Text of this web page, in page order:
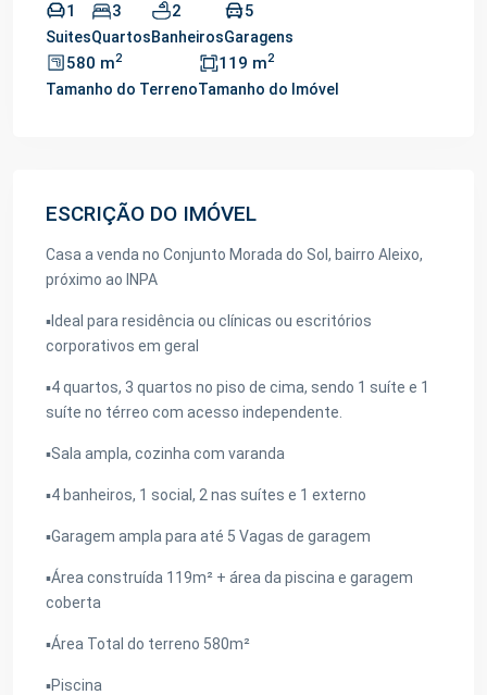
1
Suites
3
Quartos
2
Banheiros
5
Garagens
580 m2
Tamanho do Terreno
119 m2
Tamanho do Imóvel
ESCRIÇÃO DO IMÓVEL
Casa a venda no Conjunto Morada do Sol, bairro Aleixo,
próximo ao INPA
▪️Ideal para residência ou clínicas ou escritórios
corporativos em geral
▪️4 quartos, 3 quartos no piso de cima, sendo 1 suíte e 1
suíte no térreo com acesso independente.
▪️Sala ampla, cozinha com varanda
▪️4 banheiros, 1 social, 2 nas suítes e 1 externo
▪️Garagem ampla para até 5 Vagas de garagem
▪️Área construída 119m² + área da piscina e garagem
coberta
▪️Área Total do terreno 580m²
▪️Piscina